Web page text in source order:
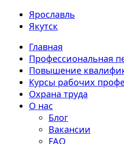
Ярославль
Якутск
Главная
Профессиональная
Повышение
Курсы рабочих
Охрана труда
О нас
Блог
Вакансии
FAQ